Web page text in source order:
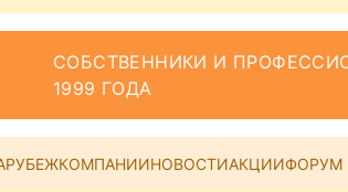
СОБСТВЕННИКИ И
1999 ГОДА
КОМПАНИИНОВОСТИАКЦИИФОРУМ